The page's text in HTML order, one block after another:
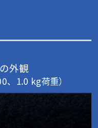
外観
、1.0 kg荷重）